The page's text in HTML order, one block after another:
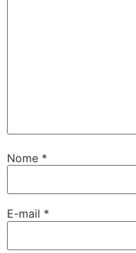
Nome *
E-mail *